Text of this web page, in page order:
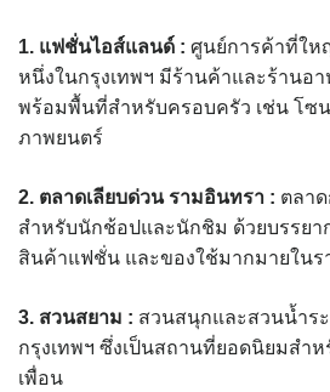
1. แฟชั่นไอส์แลนด์ : ศูนย์การค้าที่ใ
หนึ่งในกรุงเทพฯ มีร้านค้าและร้านอ
พร้อมพื้นที่สำหรับครอบครัว เช่น โซน
ภาพยนตร์
2. ตลาดเลียบด่วน รามอินทรา : ตลา
สำหรับนักช้อปและนักชิม ด้วยบรรย
สินค้าแฟชั่น และของใช้มากมายในร
3. สวนสยาม : สวนสนุกและสวนน้ำร
กรุงเทพฯ ซึ่งเป็นสถานที่ยอดนิยมสำ
เพื่อน